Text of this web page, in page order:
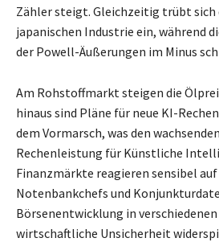
Zähler steigt. Gleichzeitig trübt sich
japanischen Industrie ein, während
der Powell-Äußerungen im Minus
Am Rohstoffmarkt steigen die
hinaus sind Pläne für neue KI-
dem Vormarsch, was den
Rechenleistung für Künstliche
Finanzmärkte reagieren sensibel auf
Notenbankchefs und
Börsenentwicklung in
wirtschaftliche Unsicherheit